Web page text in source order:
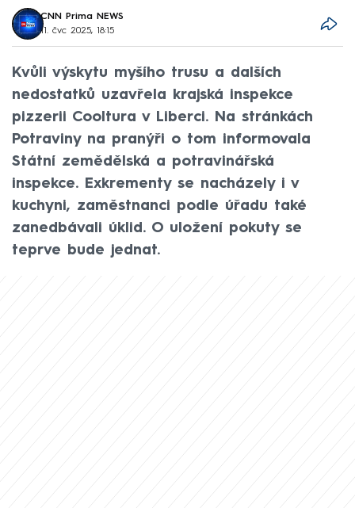
CNN Prima NEWS
11. čvc 2025, 18:15
Kvůli výskytu myšího trusu a dalších
nedostatků uzavřela krajská inspekce
pizzerii Cooltura v Liberci. Na stránkách
Potraviny na pranýři o tom informovala
Státní zemědělská a potravinářská
inspekce. Exkrementy se nacházely i v
kuchyni, zaměstnanci podle úřadu také
zanedbávali úklid. O uložení pokuty se
teprve bude jednat.